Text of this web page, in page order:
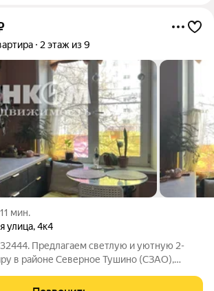
2 этаж из 9
11 мин.
улица,4к4
Предлагаем светлую и уютную 2-
в районе Северное Тушино (СЗАО),
двор, детские и спортивные площадки.